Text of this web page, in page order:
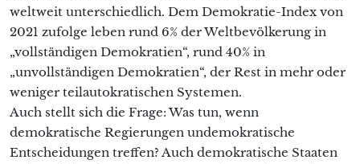
weltweit unterschiedlich. Dem Demokratie-Index von
2021 zufolge leben rund 6% der Weltbevölkerung in
„vollständigen Demokratien“, rund 40% in
„unvollständigen Demokratien“, der Rest in mehr oder
weniger teilautokratischen Systemen.
Auch stellt sich die Frage: Was tun, wenn
demokratische Regierungen undemokratische
Entscheidungen treffen? Auch demokratische Staaten